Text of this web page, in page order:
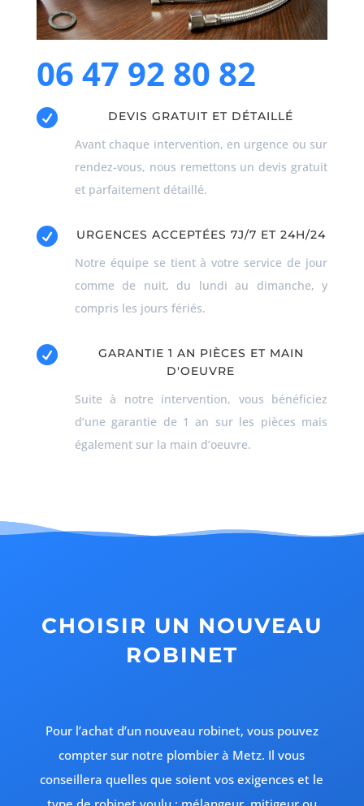
06 47 92 80 82
 DEVIS GRATUIT ET DÉTAILLÉ
Avant chaque intervention, en urgence ou sur
rendez-vous, nous remettons un devis gratuit
et parfaitement détaillé.
 URGENCES ACCEPTÉES 7J/7 ET 24H/24
Notre équipe se tient à votre service de jour
comme de nuit, du lundi au dimanche, y
compris les jours fériés.

GARANTIE 1 AN PIÈCES ET MAIN
D'OEUVRE
Suite à notre intervention, vous bénéficiez
d’une garantie de 1 an sur les pièces mais
également sur la main d’oeuvre.
CHOISIR UN NOUVEAU
ROBINET
Pour l’achat d’un nouveau robinet, vous pouvez
compter sur notre plombier à Metz. Il vous
conseillera quelles que soient vos exigences et le